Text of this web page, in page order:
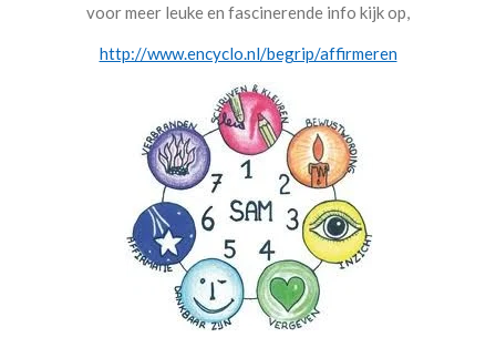
voor meer leuke en fascinerende info kijk op,
http://www.encyclo.nl/begrip/affirmeren